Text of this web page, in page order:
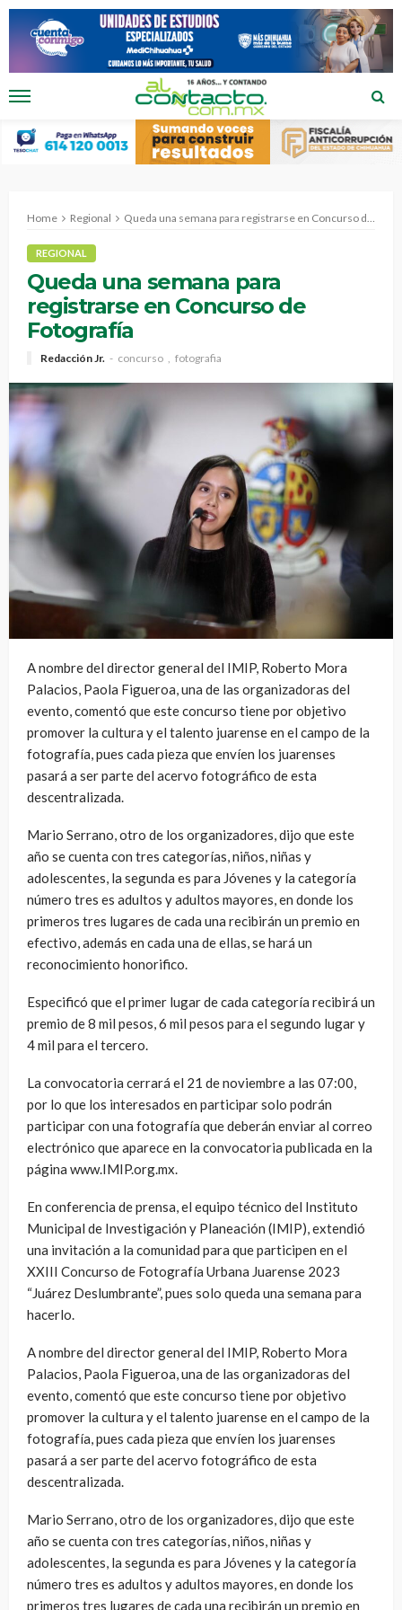
Home Regional Queda una semana para registrarse en Concurso de Fotografía
REGIONAL
Queda una semana para
registrarse en Concurso de
Fotografía
Redacción Jr. concurso fotografia
A nombre del director general del IMIP, Roberto Mora
Palacios, Paola Figueroa, una de las organizadoras del
evento, comentó que este concurso tiene por objetivo
promover la cultura y el talento juarense en el campo de la
fotografía, pues cada pieza que envíen los juarenses
pasará a ser parte del acervo fotográfico de esta
descentralizada.
Mario Serrano, otro de los organizadores, dijo que este
año se cuenta con tres categorías, niños, niñas y
adolescentes, la segunda es para Jóvenes y la categoría
número tres es adultos y adultos mayores, en donde los
primeros tres lugares de cada una recibirán un premio en
efectivo, además en cada una de ellas, se hará un
reconocimiento honorifico.
Especificó que el primer lugar de cada categoría recibirá un
premio de 8 mil pesos, 6 mil pesos para el segundo lugar y
4 mil para el tercero.
La convocatoria cerrará el 21 de noviembre a las 07:00,
por lo que los interesados en participar solo podrán
participar con una fotografía que deberán enviar al correo
electrónico que aparece en la convocatoria publicada en la
página www.IMIP.org.mx.
En conferencia de prensa, el equipo técnico del Instituto
Municipal de Investigación y Planeación (IMIP), extendió
una invitación a la comunidad para que participen en el
XXIII Concurso de Fotografía Urbana Juarense 2023
“Juárez Deslumbrante”, pues solo queda una semana para
hacerlo.
A nombre del director general del IMIP, Roberto Mora
Palacios, Paola Figueroa, una de las organizadoras del
evento, comentó que este concurso tiene por objetivo
promover la cultura y el talento juarense en el campo de la
fotografía, pues cada pieza que envíen los juarenses
pasará a ser parte del acervo fotográfico de esta
descentralizada.
Mario Serrano, otro de los organizadores, dijo que este
año se cuenta con tres categorías, niños, niñas y
adolescentes, la segunda es para Jóvenes y la categoría
número tres es adultos y adultos mayores, en donde los
primeros tres lugares de cada una recibirán un premio en